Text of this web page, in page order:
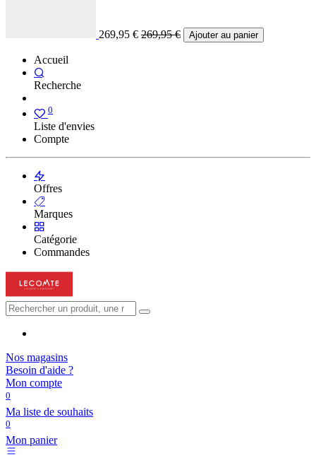
269,95 € 269,95€ Ajouter au panier
Accueil
Recherche
0
Liste d'envies
Compte
Offres
Marques
Catégorie
Commandes
Nos magasins
Besoin d'aide ?
Mon compte
0
Ma liste de souhaits
0
Mon panier